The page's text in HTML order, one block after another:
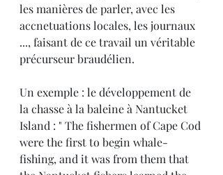
les manières de parler, avec les
accnetuations locales, les journaux
..., faisant de ce travail un véritable
précurseur braudélien.
Un exemple : le développement de
la chasse à la baleine à Nantucket
Island : " The fishermen of Cape Cod
were the first to begin whale-
fishing, and it was from them that